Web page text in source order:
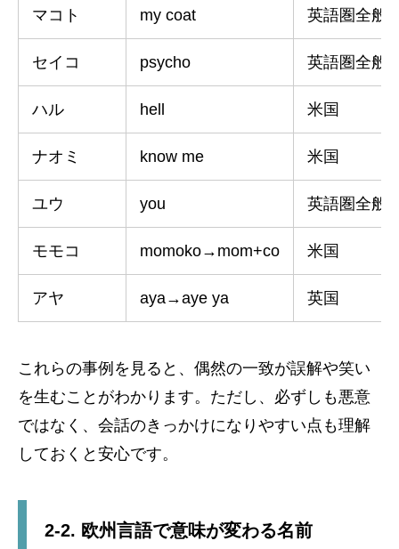
マコト my coat 英語圏全般
セイコ psycho 英語圏全般
ハル hell 米国
ナオミ know me 米国
ユウ you 英語圏全般
モモコ momoko→mom+co 米国
アヤ aya→aye ya 英国
これらの事例を見ると、偶然の一致が誤解や笑い
を生むことがわかります。ただし、必ずしも悪意
ではなく、会話のきっかけになりやすい点も理解
しておくと安心です。
2-2. 欧州言語で意味が変わる名前